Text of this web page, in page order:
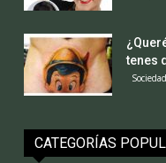
tenes
Sociedad
CATEGORÍAS